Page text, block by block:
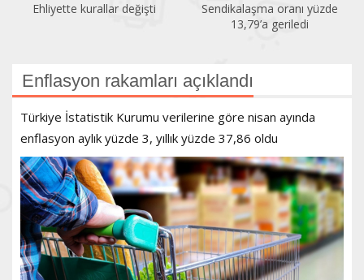
Ehliyette kurallar değişti
Sendikalaşma oranı yüzde
13,79’a geriledi
Enflasyon rakamları açıklandı
Türkiye İstatistik Kurumu verilerine göre nisan ayında
enflasyon aylık yüzde 3, yıllık yüzde 37,86 oldu